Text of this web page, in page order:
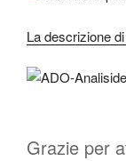
La descrizione
Grazie per